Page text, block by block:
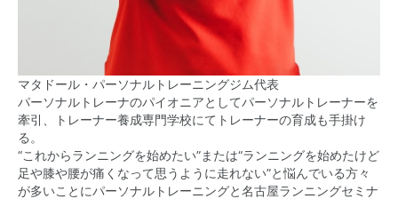
マタドール・パーソナルトレーニングジム代表
パーソナルトレーナのパイオニアとしてパーソナルトレーナーを
牽引、トレーナー養成専門学校にてトレーナーの育成も手掛け
る。
“これからランニングを始めたい”または“ランニングを始めたけど
足や膝や腰が痛くなって思うように走れない”と悩んでいる方々
が多いことにパーソナルトレーニングと名古屋ランニングセミナ